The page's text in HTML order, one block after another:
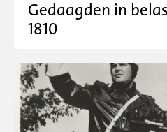
Gedaagden in
1810